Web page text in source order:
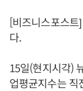
[비즈니스포스트
다.
15일(현지시각)
업평균지수는 직